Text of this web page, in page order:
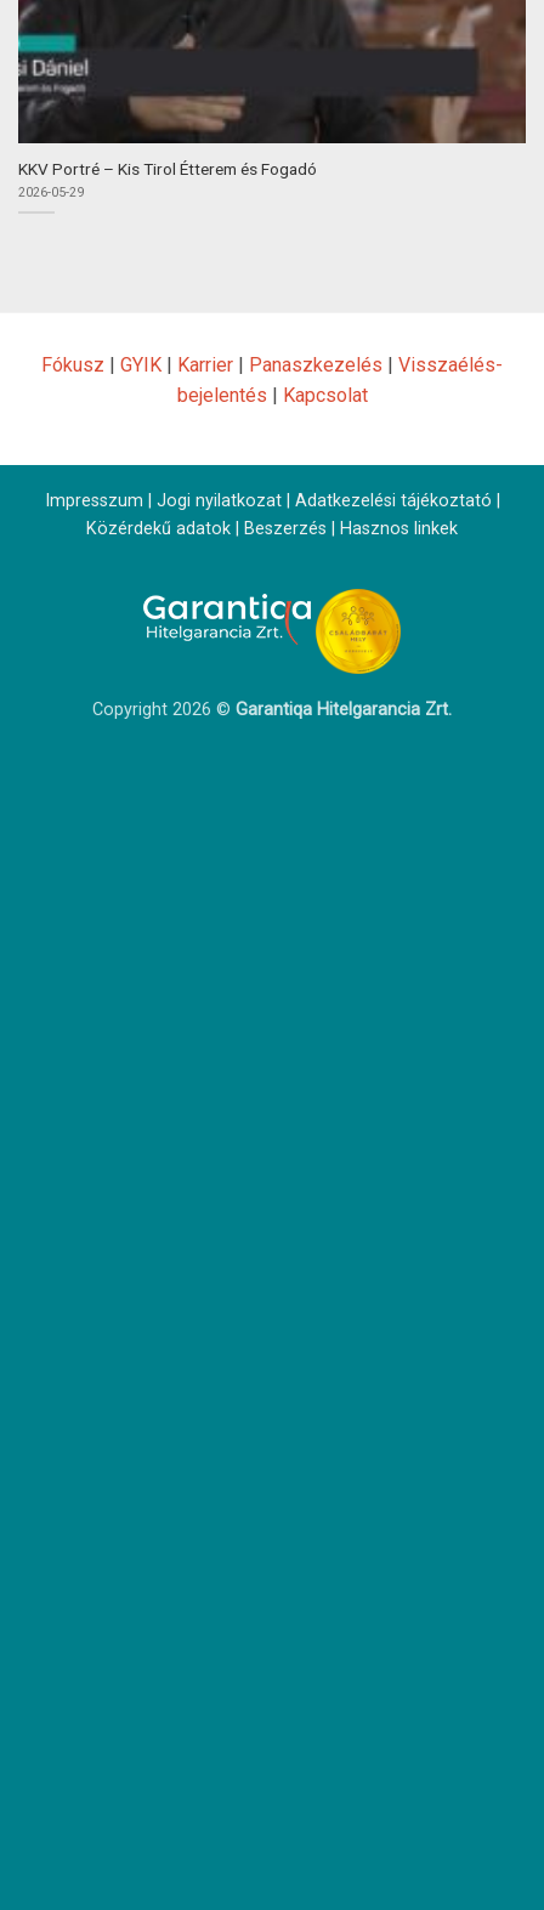
KKV Portré – Kis Tirol Étterem és Fogadó
2026-05-29
Fókusz GYIK Karrier Panaszkezelés
Visszaélés-
bejelentés
Kapcsolat
Impresszum Jogi nyilatkozat| Adatkezelési tájékoztató
Közérdekű adatok
Beszerzés Hasznos linkek
Copyright 2026 © Garantiqa Hitelgarancia Zrt.